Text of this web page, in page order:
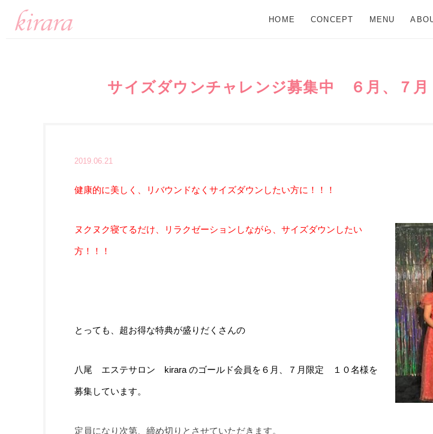
HOME CONCEPT MENU
サイズダウンチャレンジ募集中 ６月、７
2019.06.21
健康的に美しく、リバウンドなくサイズダウンしたい方に！！！
ヌクヌク寝てるだけ、リラクゼーションしながら、サイズダウンしたい
方！！！
とっても、超お得な特典が盛りだくさんの
八尾 エステサロン kirara のゴールド会員を６月、７月限定 １０名様を
募集しています。
定員になり次第、締め切りとさせていただきます。